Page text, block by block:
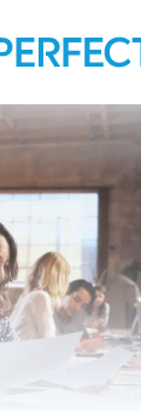
al
principale